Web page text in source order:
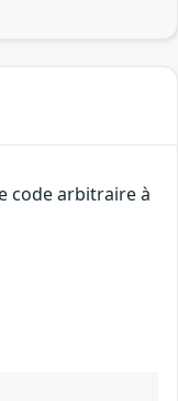
code arbitraire à